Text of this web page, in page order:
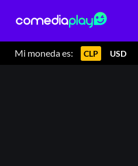
Mi moneda es: CLP USD